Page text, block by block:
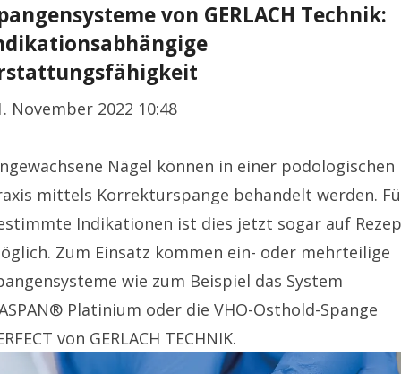
von GERLACH Technik:
November 2022 10:48
Nägel können in einer podologischen
mittels Korrekturspange behandelt werden.
Indikationen ist dies jetzt sogar auf
Zum Einsatz kommen ein- oder mehrteilige
wie zum Beispiel das System
Platinium oder die VHO-Osthold-Spange
von GERLACH TECHNIK.